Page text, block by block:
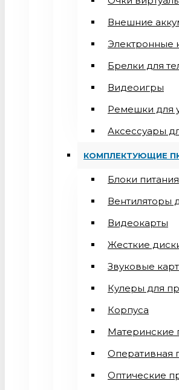
Внешние
Электронные
Брелки для
Видеоигры
Ремешки для
Аксессуары
КОМПЛЕКТУЮЩИЕ
Блоки питания
Вентиляторы
Видеокарты
Жесткие
Звуковые
Кулеры для
Корпуса
Материнские
Оперативная
Оптические